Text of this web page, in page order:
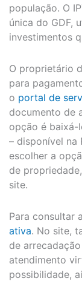
população. O
única do GDF,
investimentos
O proprietário
para
o portal de
documento de
opção é
– disponível na
escolher a
de
site.
‌Para consultar
ativa. No site,
de
atendimento
possibilidade,